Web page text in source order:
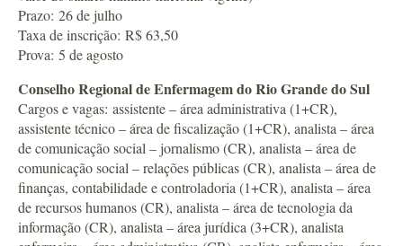
Prazo: 26 de julho
Taxa de inscrição: R$ 63,50
Prova: 5 de agosto
Conselho Regional de Enfermagem do Rio Grande do Sul
Cargos e vagas: assistente – área administrativa (1+CR),
assistente técnico – área de fiscalização (1+CR), analista – área
de comunicação social – jornalismo (CR), analista – área de
comunicação social – relações públicas (CR), analista – área de
finanças, contabilidade e controladoria (1+CR), analista – área
de recursos humanos (CR), analista – área de tecnologia da
informação (CR), analista – área jurídica (3+CR), analista